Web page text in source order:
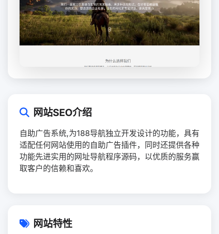
网站SEO介绍
自助广告系统,为188导航独立开发设计的功能，具有
适配任何网站使用的自助广告插件，同时还提供各种
功能先进实用的网址导航程序源码，以优质的服务赢
取客户的信赖和喜欢。
网站特性